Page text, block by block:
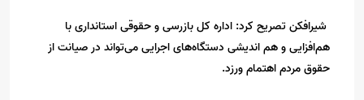
شیرافکن تصریح کرد: اداره کل بازرسی و حقوقی استانداری با
هم‌افزایی و هم اندیشی دستگاه‌های اجرایی می‌تواند در صیانت از
حقوق مردم اهتمام ورزد.